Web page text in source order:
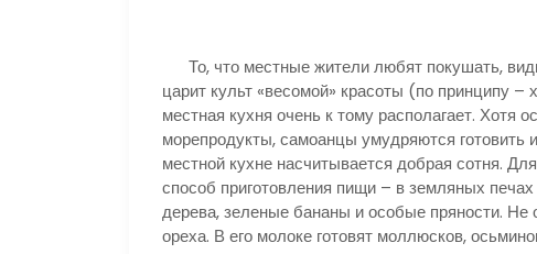
То, что местные жители любят покушать,
царит культ «весомой» красоты (по принципу
местная кухня очень к тому располагает. Хотя
морепродукты, самоанцы умудряются
местной кухне насчитывается добрая сотня.
способ приготовления пищи – в земляных
дерева, зеленые бананы и особые пряности. Не
ореха. В его молоке готовят моллюсков,